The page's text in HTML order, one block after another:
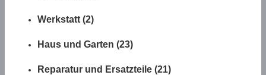
Werkstatt (2)
Haus und Garten (23)
Reparatur und Ersatzteile (21)